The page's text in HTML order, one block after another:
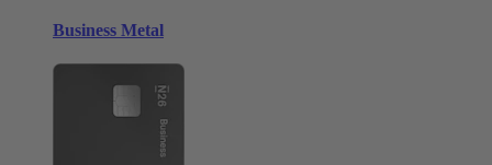
Business Metal